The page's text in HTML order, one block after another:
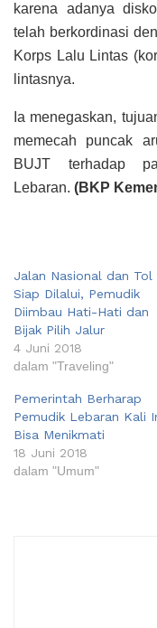
karena adanya
telah berkordinasi
Korps Lalu Lintas
lintasnya.
Ia menegaskan,
memecah puncak
BUJT terhadap
Lebaran. (BKP
Jalan Nasional dan Tol
Siap Dilalui, Pemudik
Diimbau Hati-Hati dan
Bijak Pilih Jalur
4 Juni 2018
dalam "Traveling"
Pemerintah Berharap
Pemudik Lebaran Kali
Bisa Menikmati
18 Juni 2018
dalam "Umum"